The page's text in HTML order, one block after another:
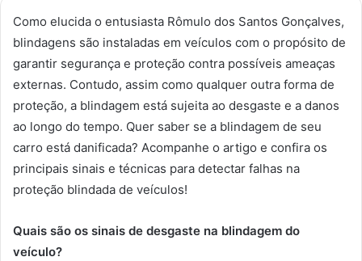
Como elucida o entusiasta Rômulo dos Santos Gonçalves,
blindagens são instaladas em veículos com o propósito de
garantir segurança e proteção contra possíveis ameaças
externas. Contudo, assim como qualquer outra forma de
proteção, a blindagem está sujeita ao desgaste e a danos
ao longo do tempo. Quer saber se a blindagem de seu
carro está danificada? Acompanhe o artigo e confira os
principais sinais e técnicas para detectar falhas na
proteção blindada de veículos!
Quais são os sinais de desgaste na blindagem do
veículo?